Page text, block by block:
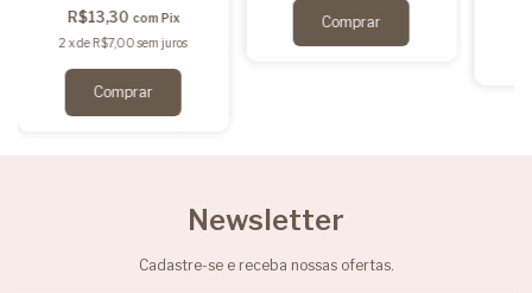
R$13,30 com Pix
2 xdeR$7,00 sem juros
Newsletter
Cadastre-se e receba nossas ofertas.